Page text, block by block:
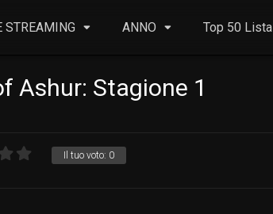
STREAMING ANNO Top 50 Lista
Ashur: Stagione 1
Il tuo voto: 0